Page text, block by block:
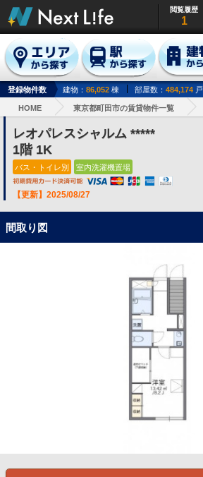
閲覧履歴
1
登録物件数 建物： 86,052 棟 部屋数： 484,174 戸
HOME 東京都町田市の賃貸物件一覧
レオパレスシャルム *****
1階 1K
バス・トイレ別 室内洗濯機置場
【更新】2025/08/27
間取り図